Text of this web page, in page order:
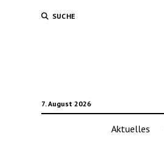
SUCHE
7. August 2026
Aktuelles